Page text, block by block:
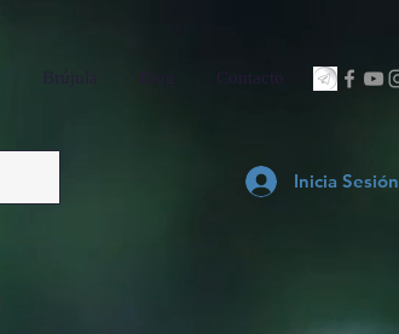
Brújula Blog Contacto
Inicia Sesión